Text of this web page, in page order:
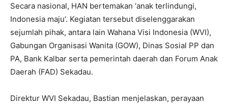
Secara nasional, HAN bertemakan ‘anak terlindungi,
Indonesia maju’. Kegiatan tersebut diselenggarakan
sejumlah pihak, antara lain Wahana Visi Indonesia (WVI),
Gabungan Organisasi Wanita (GOW), Dinas Sosial PP dan
PA, Bank Kalbar serta pemerintah daerah dan Forum Anak
Daerah (FAD) Sekadau.
Direktur WVI Sekadau, Bastian menjelaskan, perayaan